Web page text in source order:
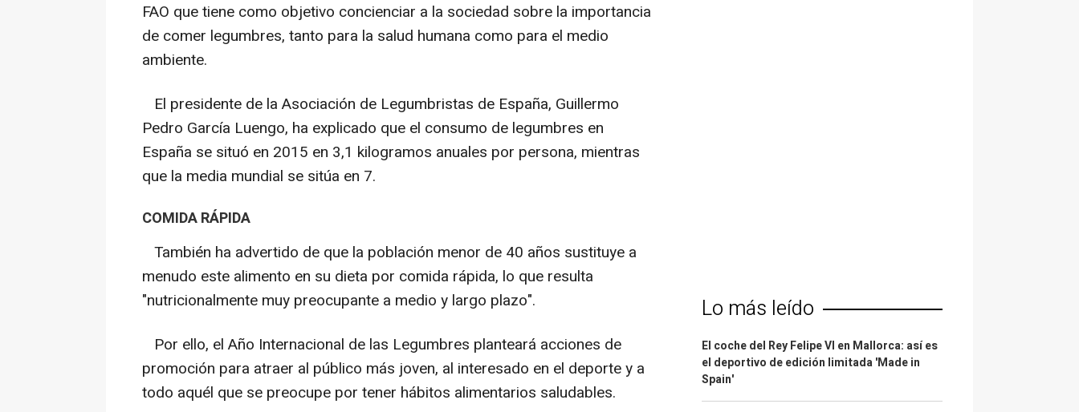
FAO que tiene como objetivo concienciar a la sociedad sobre la importancia
de comer legumbres, tanto para la salud humana como para el medio
ambiente.
El presidente de la Asociación de Legumbristas de España, Guillermo
Pedro García Luengo, ha explicado que el consumo de legumbres en
España se situó en 2015 en 3,1 kilogramos anuales por persona, mientras
que la media mundial se sitúa en 7.
COMIDA RÁPIDA
También ha advertido de que la población menor de 40 años sustituye a
menudo este alimento en su dieta por comida rápida, lo que resulta
"nutricionalmente muy preocupante a medio y largo plazo".
Por ello, el Año Internacional de las Legumbres planteará acciones de
promoción para atraer al público más joven, al interesado en el deporte y a
todo aquél que se preocupe por tener hábitos alimentarios saludables.
Lo más leído
El coche del Rey Felipe VI en Mallorca: así es
el deportivo de edición limitada 'Made in
Spain'